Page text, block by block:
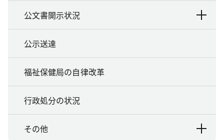
公文書開示状況
公示送達
福祉保健局の自律改革
行政処分の状況
その他